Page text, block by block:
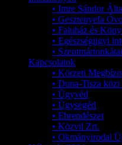
• Imre Sándor
• Gesztenyefa
• Faluház és
• Egészségügyi
•
Kapcsolatok
• Körzeti
• Duna-Tisza
• Ügyvéd
• Ügysegéd
• Ebrendészet
• Közvil Zrt.
• Okmányirodai